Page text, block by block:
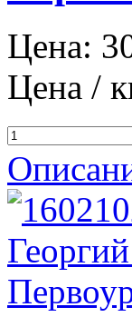
Цена:
Цена /